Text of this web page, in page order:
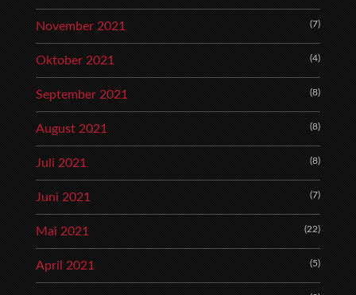
November 2021 (7)
Oktober 2021 (4)
September 2021 (8)
August 2021 (8)
Juli 2021 (8)
Juni 2021 (7)
Mai 2021 (22)
April 2021 (5)